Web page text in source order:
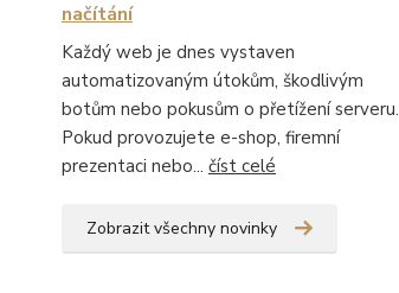
načítání
Každý web je dnes vystaven
automatizovaným útokům, škodlivým
botům nebo pokusům o přetížení serveru.
Pokud provozujete e-shop, firemní
prezentaci nebo... číst celé
Zobrazit všechny novinky